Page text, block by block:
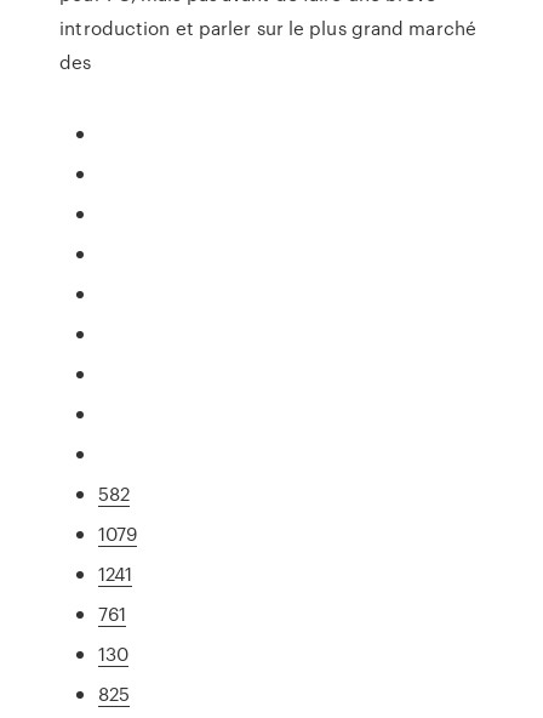
introduction et parler sur le plus grand marché
des
582
1079
1241
761
130
825